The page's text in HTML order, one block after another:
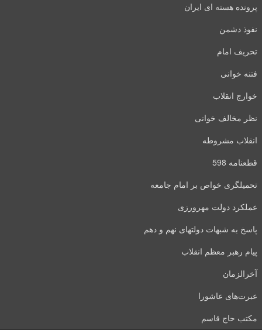
پرونده هسته ای ایران
نفوذ دشمن
تحریف امام
فتنه خوانی
خوارج انقلاب
نظر مخالف خوانی
انقلاب مشروطه
قطعنامه 598
تحمیلگری خواص بر امام جامعه
عملکرد دولت مهرورزی
پاسخ به شبهات دولتهای نهم و دهم
پیام رهبر معظم انقلاب
آخرالزمان
عبرت‌های عاشورا
مکتب حاج قاسم